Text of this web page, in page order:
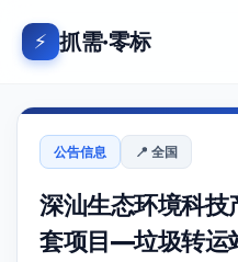
⚡ 抓需·零标
公告信息 📍 全国
深汕生态环境科技
套项目—垃圾转运